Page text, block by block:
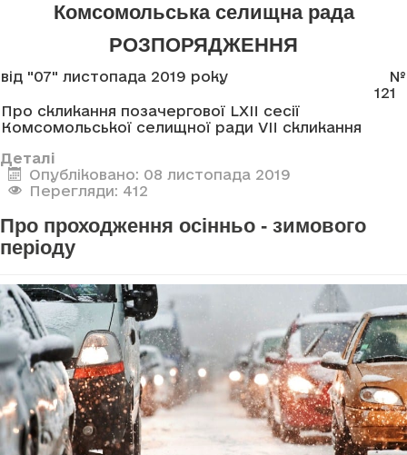
Комсомольська селищна рада
РОЗПОРЯДЖЕННЯ
від "07" листопада 2019 року
№
121
Про скликання позачергової LXII сесії
Комсомольської селищної ради VII скликання
Деталі
Опубліковано: 08 листопада 2019
Перегляди: 412
Про проходження осінньо - зимового
періоду